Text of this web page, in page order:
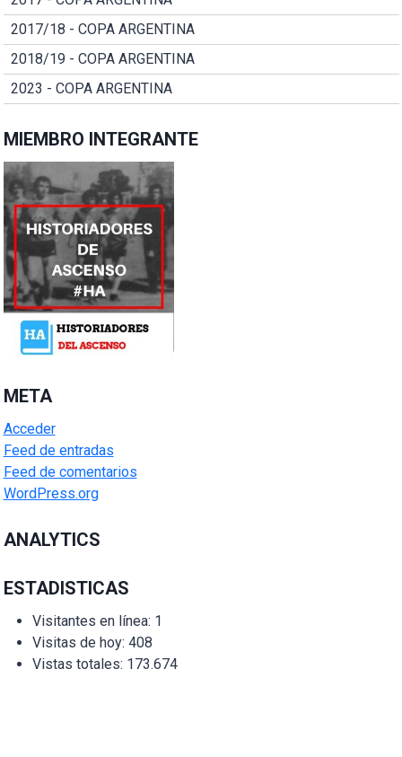
2017/18 - COPA ARGENTINA
2018/19 - COPA ARGENTINA
2023 - COPA ARGENTINA
MIEMBRO INTEGRANTE
META
Acceder
Feed de entradas
Feed de comentarios
WordPress.org
ANALYTICS
ESTADISTICAS
Visitantes en línea: 1
Visitas de hoy: 408
Vistas totales: 173.674